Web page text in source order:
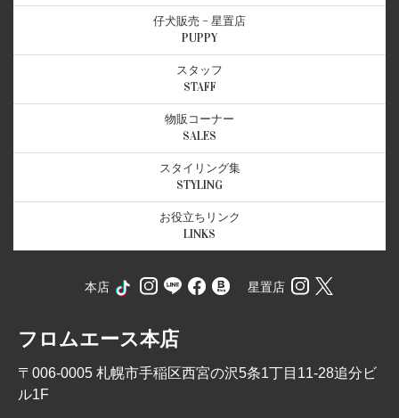
PUPPY
仔犬販売 – 星置店
STAFF
スタッフ
SALES
物販コーナー
STYLING
スタイリング集
LINKS
お役立ちリンク
本店 星置店
フロムエース本店
〒006-0005 札幌市手稲区西宮の沢5条1丁目11-28追分ビ
ル1F